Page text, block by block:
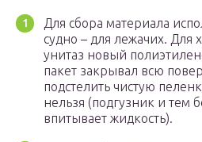
Для сбора материала
судно – для лежачих. Для
унитаз новый
пакет закрывал всю
подстелить чистую
нельзя (подгузник и тем
впитывает жидкость).